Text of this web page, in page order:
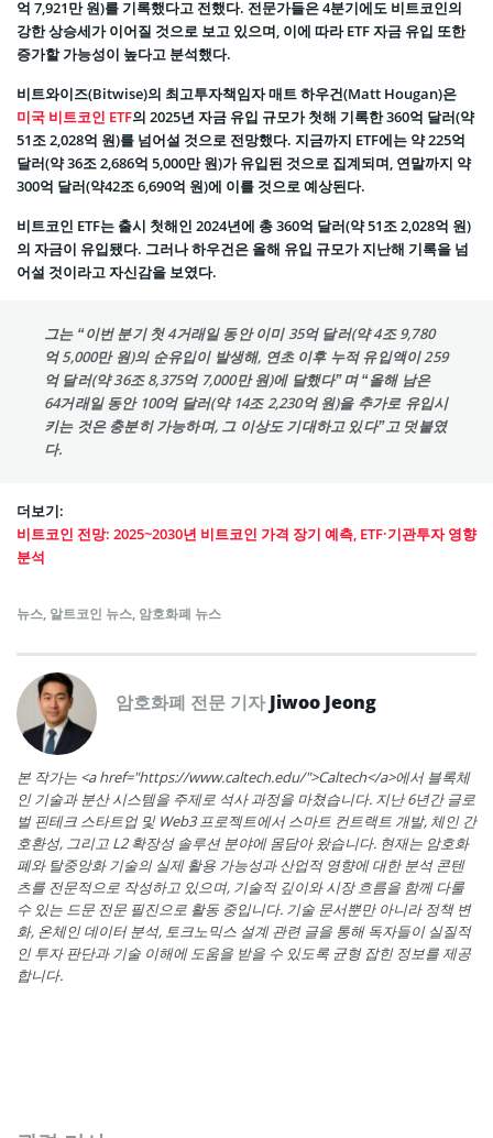
억 7,921만 원)를 기록했다고 전했다. 전문가들은 4분기에도 비트코인의
강한 상승세가 이어질 것으로 보고 있으며, 이에 따라 ETF 자금 유입 또한
증가할 가능성이 높다고 분석했다.
비트와이즈(Bitwise)의 최고투자책임자 매트 하우건(Matt Hougan)은
미국 비트코인 ETF의 2025년 자금 유입 규모가 첫해 기록한 360억 달러(약
51조 2,028억 원)를 넘어설 것으로 전망했다. 지금까지 ETF에는 약 225억
달러(약 36조 2,686억 5,000만 원)가 유입된 것으로 집계되며, 연말까지 약
300억 달러(약42조 6,690억 원)에 이를 것으로 예상된다.
비트코인 ETF는 출시 첫해인 2024년에 총 360억 달러(약 51조 2,028억 원)
의 자금이 유입됐다. 그러나 하우건은 올해 유입 규모가 지난해 기록을 넘
어설 것이라고 자신감을 보였다.
그는 “이번 분기 첫 4거래일 동안 이미 35억 달러(약 4조 9,780
억 5,000만 원)의 순유입이 발생해, 연초 이후 누적 유입액이 259
억 달러(약 36조 8,375억 7,000만 원)에 달했다”며 “올해 남은
64거래일 동안 100억 달러(약 14조 2,230억 원)을 추가로 유입시
키는 것은 충분히 가능하며, 그 이상도 기대하고 있다”고 덧붙였
다.
더보기:
비트코인 전망: 2025~2030년 비트코인 가격 장기 예측, ETF·기관투자 영향
분석
뉴스, 알트코인 뉴스, 암호화폐 뉴스
암호화폐 전문 기자Jiwoo Jeong
본 작가는 <a href="https://www.caltech.edu/">Caltech</a>에서 블록체
인 기술과 분산 시스템을 주제로 석사 과정을 마쳤습니다. 지난 6년간 글로
벌 핀테크 스타트업 및 Web3 프로젝트에서 스마트 컨트랙트 개발, 체인 간
호환성, 그리고 L2 확장성 솔루션 분야에 몸담아 왔습니다. 현재는 암호화
폐와 탈중앙화 기술의 실제 활용 가능성과 산업적 영향에 대한 분석 콘텐
츠를 전문적으로 작성하고 있으며, 기술적 깊이와 시장 흐름을 함께 다룰
수 있는 드문 전문 필진으로 활동 중입니다. 기술 문서뿐만 아니라 정책 변
화, 온체인 데이터 분석, 토크노믹스 설계 관련 글을 통해 독자들이 실질적
인 투자 판단과 기술 이해에 도움을 받을 수 있도록 균형 잡힌 정보를 제공
합니다.